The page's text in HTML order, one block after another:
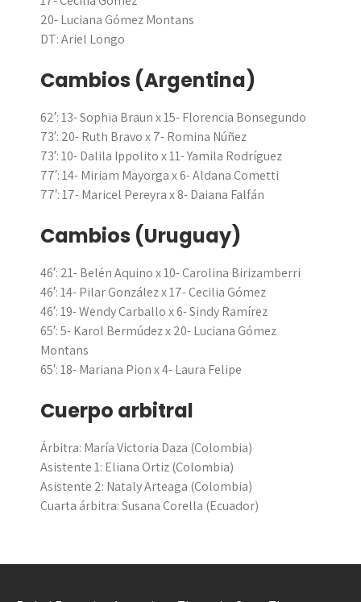
20- Luciana Gómez Montans
DT: Ariel Longo
Cambios (Argentina)
62′: 13- Sophia Braun x 15- Florencia Bonsegundo
73′: 20- Ruth Bravo x 7- Romina Núñez
73′: 10- Dalila Ippolito x 11- Yamila Rodríguez
77′: 14- Miriam Mayorga x 6- Aldana Cometti
77′: 17- Maricel Pereyra x 8- Daiana Falfán
Cambios (Uruguay)
46′: 21- Belén Aquino x 10- Carolina Birizamberri
46′: 14- Pilar González x 17- Cecilia Gómez
46′: 19- Wendy Carballo x 6- Sindy Ramírez
65′: 5- Karol Bermúdez x 20- Luciana Gómez
Montans
65′: 18- Mariana Pion x 4- Laura Felipe
Cuerpo arbitral
Árbitra: María Victoria Daza (Colombia)
Asistente 1: Eliana Ortiz (Colombia)
Asistente 2: Nataly Arteaga (Colombia)
Cuarta árbitra: Susana Corella (Ecuador)